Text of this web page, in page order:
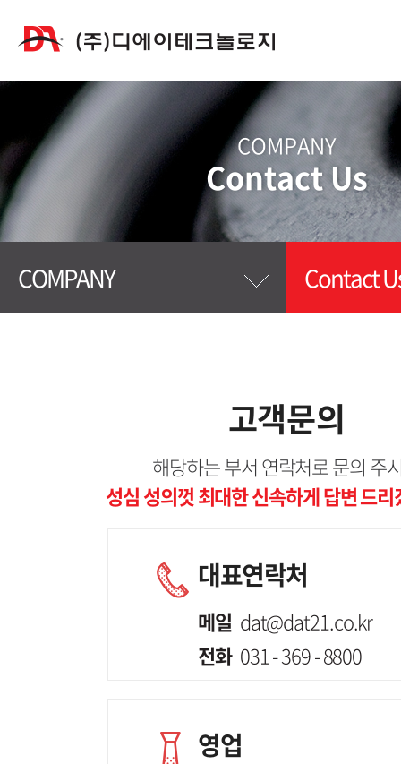
COMPANY
Contact Us
COMPANY Contact
고객문의
해당하는 부서 연락처로 문의 주
성심 성의껏 최대한 신속하게 답변 드
대표연락처
메일 dat@dat21.co.kr
전화 031 - 369 - 8800
영업